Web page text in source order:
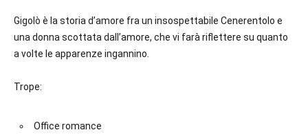
Gigolò è la storia d’amore fra un insospettabile Cenerentolo e
una donna scottata dall’amore, che vi farà riflettere su quanto
a volte le apparenze ingannino.
Trope:
Office romance